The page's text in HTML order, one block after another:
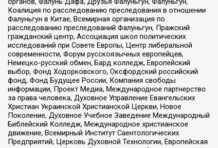
Коалиция по расследованию преследования в отношении
Фалуньгун в Китае, Всемирная организация по
расследованию преследований Фалуньгун, Пражский
гражданский центр, Ассоциация школ политических
исследований при Совете Европы, Центр либеральной
современности, Форум русскоязычных европейцев,
Немецко-русский обмен, Бард колледж, Европейский
выбор, Фонд Ходорковского, Оксфордский российский
фонд, Фонд Будущее России, Компания свободы
информации, Проект Медиа, Международное партнерство
за права человека, Духовное Управление Евангельских
Христиан Украинской Христианской Церкви, Новое
Поколение, Духовное Учебное Заведение Международный
Библейский Колледж, Международное христианское
движение, Всемирный Институт Саентологических
Предприятий, Церковь Духовной Технологии, Европейская